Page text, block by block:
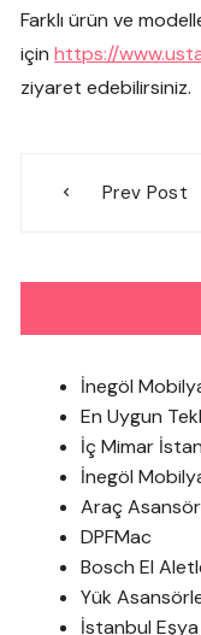
Farklı ürün ve
içinhttps://
ziyaret edebilirsiniz.
gezinmesi
Prev Post
İnegöl
En Uygun
İç Mimar
İnegöl
Araç
DPFMac
Bosch El
Yük
İstanbul